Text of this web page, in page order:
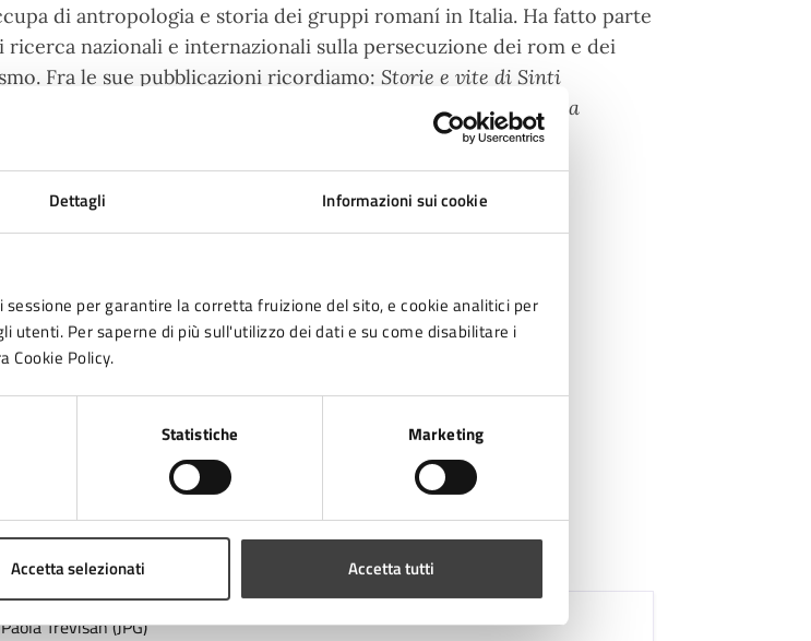
Dettagli Informazioni sui cookie
per garantire la corretta fruizione del sito, e cookie analitici per
utenti. Per saperne di più sull'utilizzo dei dati e su come disabilitare i
Cookie Policy.
Statistiche Marketing
Accetta selezionati Accetta tutti
di antropologia e storia dei gruppi romaní in Italia. Ha fatto parte
nazionali e internazionali sulla persecuzione dei rom e dei
Fra le sue pubblicazioni ricordiamo: Storie e vite di Sinti
Etnografia di un libro. Scritture, politiche e parentela in una
Trevisan (JPG)